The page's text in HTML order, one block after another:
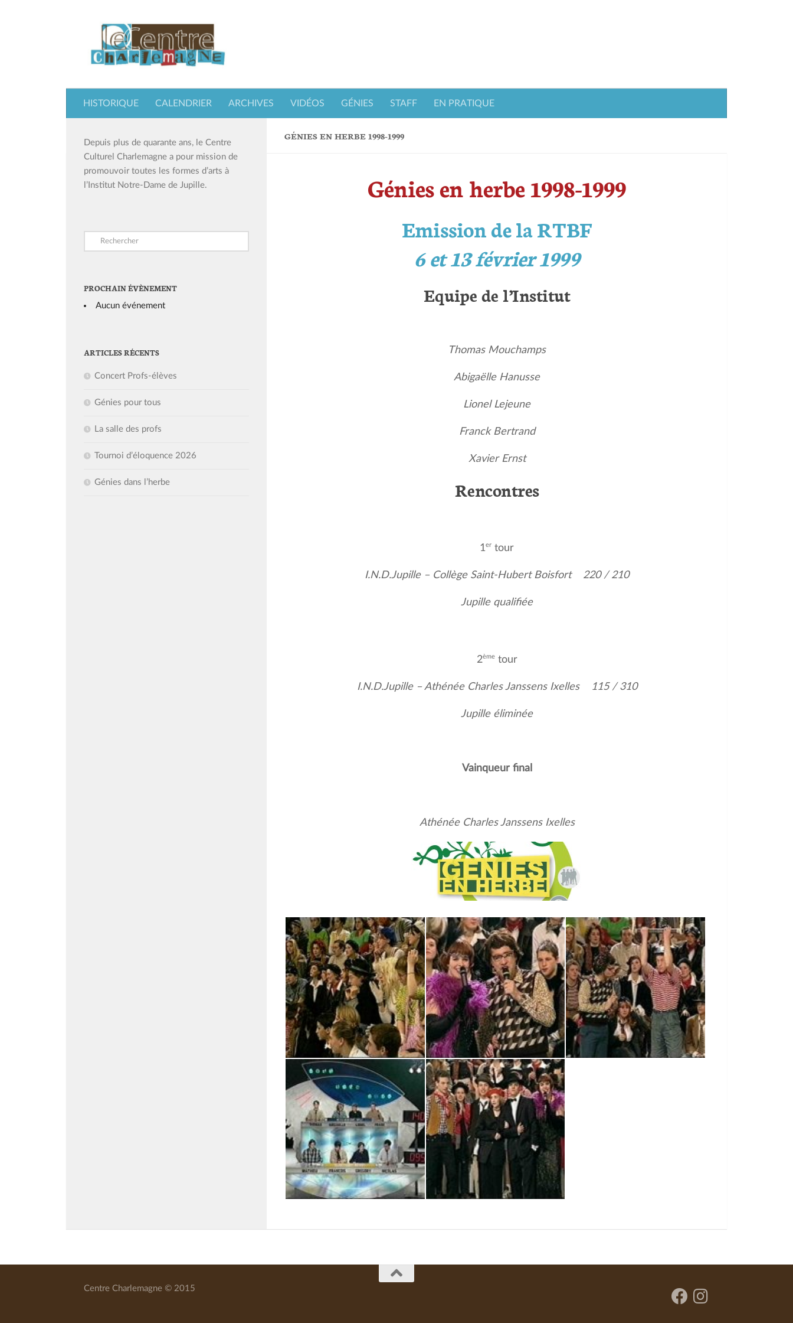
HISTORIQUE CALENDRIER ARCHIVES VIDÉOS GÉNIES STAFF EN PRATIQUE
GÉNIES EN HERBE 1998-1999
Génies en herbe 1998-1999
Emission de la RTBF
6 et 13 février 1999
Equipe de l’Institut
Thomas Mouchamps
Abigaëlle Hanusse
Lionel Lejeune
Franck Bertrand
Xavier Ernst
Rencontres
1er tour
I.N.D.Jupille – Collège Saint-Hubert Boisfort 220 / 210
Jupille qualifiée
2èmetour
I.N.D.Jupille – Athénée Charles Janssens Ixelles 115 / 310
Jupille éliminée
Vainqueur final
Athénée Charles Janssens Ixelles
Depuis plus de quarante ans, le Centre
Culturel Charlemagne a pour mission de
promouvoir toutes les formes d’arts à
l’Institut Notre-Dame de Jupille.
PROCHAIN ÉVÈNEMENT
Aucun événement
ARTICLES RÉCENTS
Concert Profs-élèves
Génies pour tous
La salle des profs
Tournoi d’éloquence 2026
Génies dans l’herbe
Centre Charlemagne © 2015